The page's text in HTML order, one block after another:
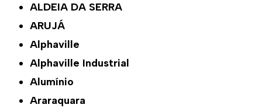
ALDEIA DA SERRA
ARUJÁ
Alphaville
Alphaville Industrial
Alumínio
Araraquara